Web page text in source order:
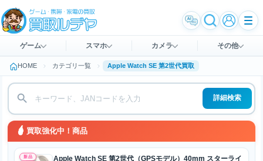
ゲーム スマホ カメラ その他
HOME カテゴリ一覧 Apple Watch SE 第2世代買取
詳細検索
買取強化中！商品
新品
Apple Watch SE 第2世代（GPSモデル）40mm スターライ